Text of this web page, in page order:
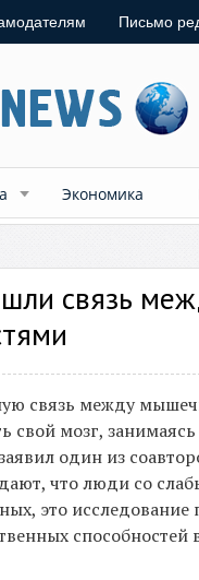
Письмо
Экономика
связь
связь между
свой мозг,
один из
что люди со
это
способностей